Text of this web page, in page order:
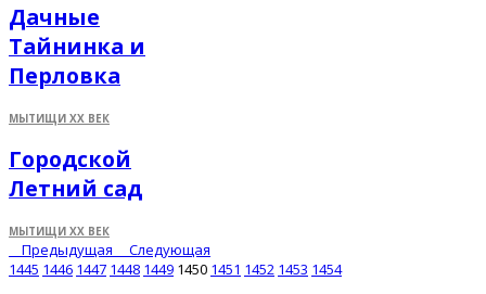
Дачные
Тайнинка и
Перловка
МЫТИЩИ XX ВЕК
Городской
Летний сад
МЫТИЩИ XX ВЕК
Предыдущая
Следующая
1445 1446 1447 1448 1449 1450 1451 1452 1453 1454